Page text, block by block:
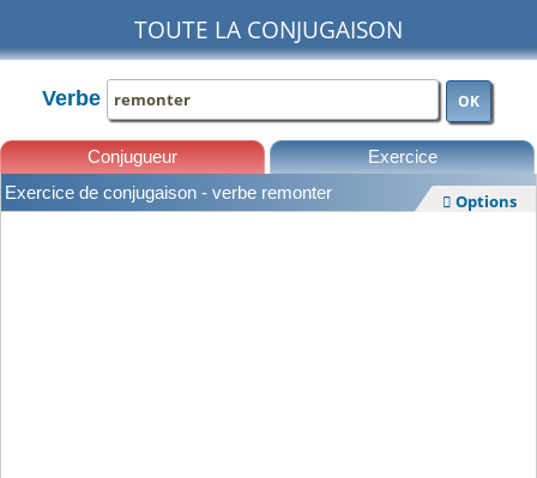
TOUTE LA CONJUGAISON
Verbe OK
Conjugueur Exercice
Exercice de conjugaison - verbe remonter  Options